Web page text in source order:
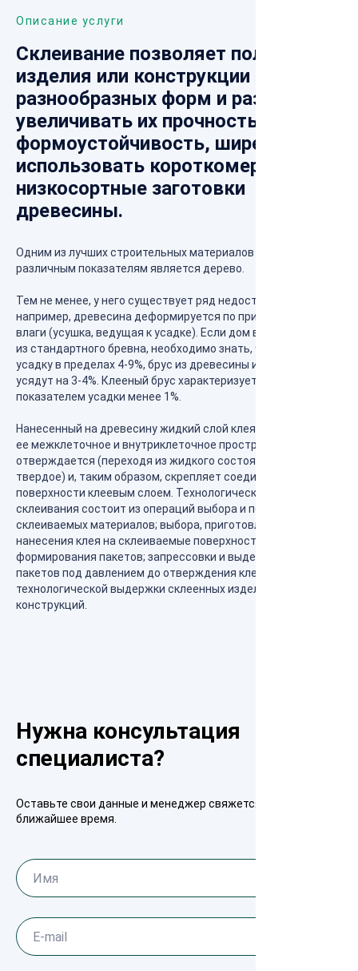
Описание услуги
Склеивание позволяет получать
изделия или конструкции самых
разнообразных форм и размеров,
увеличивать их прочность и
формоустойчивость, шире
использовать короткомерные и
низкосортные заготовки
древесины.
Одним из лучших строительных материалов по
различным показателям является дерево.
Тем не менее, у него существует ряд недостатков,
например, древесина деформируется по причине потери
влаги (усушка, ведущая к усадке). Если дом возводится
из стандартного бревна, необходимо знать, что оно дает
усадку в пределах 4-9%, брус из древесины и лафет
усядут на 3-4%. Клееный брус характеризуется
показателем усадки менее 1%.
Нанесенный на древесину жидкий слой клея проникает в
ее межклеточное и внутриклеточное пространство,
отверждается (переходя из жидкого состояния в
твердое) и, таким образом, скрепляет соединяемые
поверхности клеевым слоем. Технологический процесс
склеивания состоит из операций выбора и подготовки
склеиваемых материалов; выбора, приготовления и
нанесения клея на склеиваемые поверхности;
формирования пакетов; запрессовки и выдержки
пакетов под давлением до отверждения клея;
технологической выдержки склеенных изделий и
конструкций.
Нужна консультация
специалиста?
Оставьте свои данные и менеджер свяжется с вами в
ближайшее время.